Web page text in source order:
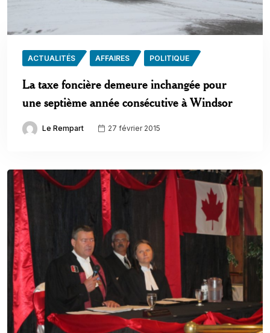
ACTUALITÉS AFFAIRES POLITIQUE
La taxe foncière demeure inchangée pour
une septième année consécutive à Windsor
Le Rempart 27 février 2015